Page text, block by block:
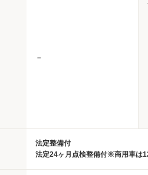
－
法定整備付
法定24ヶ月点検整備付※商用車は